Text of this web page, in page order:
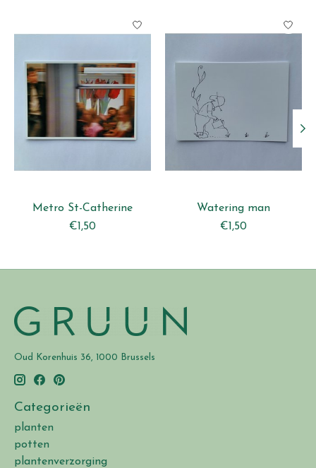
Metro St-Catherine
€1,50
Watering man
€1,50
Oud Korenhuis 36, 1000 Brussels
Categorieën
planten
potten
plantenverzorging